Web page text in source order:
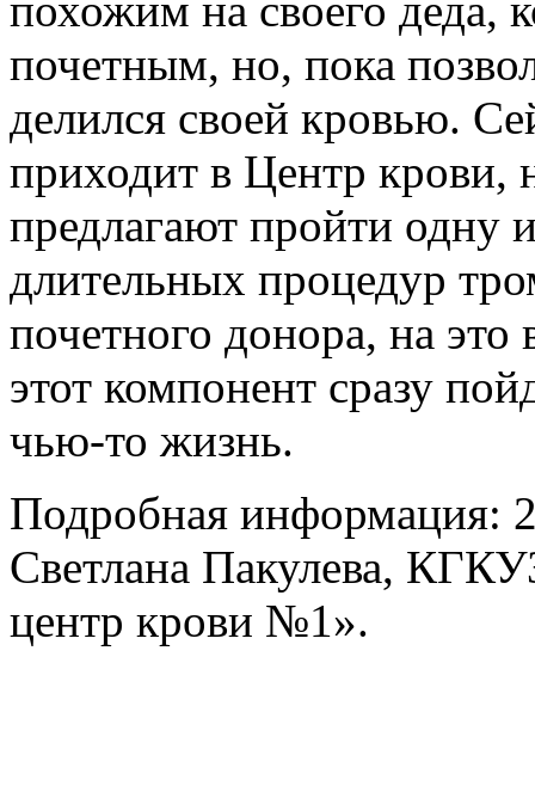
похожим на своего деда,
почетным, но, пока
делился своей кровью.
приходит в Центр крови,
предлагают пройти одну
длительных процедур
почетного донора, на это
этот компонент сразу
чью-то жизнь.
Подробная информация:
Светлана Пакулева,
центр крови №1».